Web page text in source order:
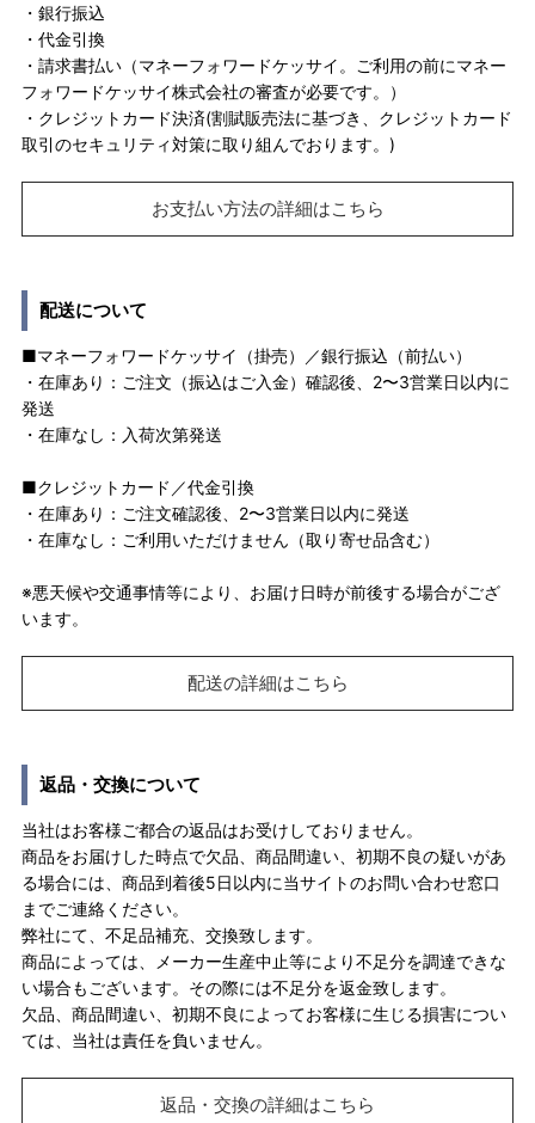
・銀行振込
・代金引換
・請求書払い（マネーフォワードケッサイ。ご利用の前にマネー
フォワードケッサイ株式会社の審査が必要です。）
・クレジットカード決済(割賦販売法に基づき、クレジットカード
取引のセキュリティ対策に取り組んでおります。)
お支払い方法の詳細はこちら
配送について
■マネーフォワードケッサイ（掛売）／銀行振込（前払い）
・在庫あり：ご注文（振込はご入金）確認後、2〜3営業日以内に
発送
・在庫なし：入荷次第発送
■クレジットカード／代金引換
・在庫あり：ご注文確認後、2〜3営業日以内に発送
・在庫なし：ご利用いただけません（取り寄せ品含む）
※悪天候や交通事情等により、お届け日時が前後する場合がござ
います。
配送の詳細はこちら
返品・交換について
当社はお客様ご都合の返品はお受けしておりません。
商品をお届けした時点で欠品、商品間違い、初期不良の疑いがあ
る場合には、商品到着後5日以内に当サイトのお問い合わせ窓口
までご連絡ください。
弊社にて、不足品補充、交換致します。
商品によっては、メーカー生産中止等により不足分を調達できな
い場合もございます。その際には不足分を返金致します。
欠品、商品間違い、初期不良によってお客様に生じる損害につい
ては、当社は責任を負いません。
返品・交換の詳細はこちら